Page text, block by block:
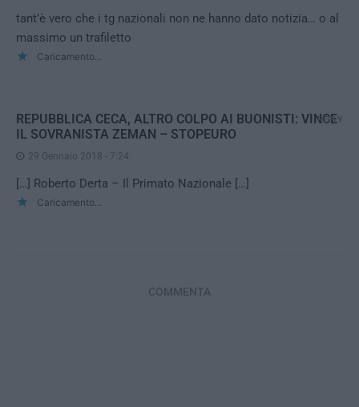
tant’è vero che i tg nazionali non ne hanno dato notizia… o al
massimo un trafiletto
Caricamento...
REPUBBLICA CECA, ALTRO COLPO AI BUONISTI: VINCE
IL SOVRANISTA ZEMAN – STOPEURO
29 Gennaio 2018 - 7:24
[…] Roberto Derta – Il Primato Nazionale […]
Caricamento...
REPLY
COMMENTA